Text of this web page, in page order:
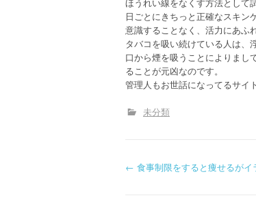
日ごとにきちっと正確なスキン
意識することなく、活力にあふ
タバコを吸い続けている人は、
口から煙を吸うことによりまし
ることが元凶なのです。
管理人もお世話になってるサイ
未分類
P
← 食事制限をすると痩せるがイ